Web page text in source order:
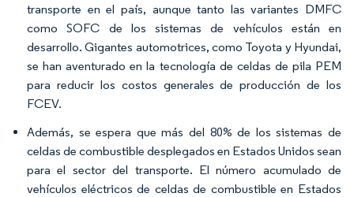
transporte en el país, aunque tanto las variantes DMFC
como SOFC de los sistemas de vehículos están en
desarrollo. Gigantes automotrices, como Toyota y Hyundai,
se han aventurado en la tecnología de celdas de pila PEM
para reducir los costos generales de producción de los
FCEV.
Además, se espera que más del 80% de los sistemas de
celdas de combustible desplegados en Estados Unidos sean
para el sector del transporte. El número acumulado de
vehículos eléctricos de celdas de combustible en Estados